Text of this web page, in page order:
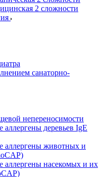
2 сложности
санаторно-
непереносимости
деревьев IgE
аллергены животных и
аллергены насекомых и их